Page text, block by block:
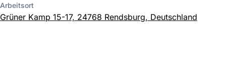
Arbeitsort
Grüner Kamp 15-17, 24768 Rendsburg, Deutschland